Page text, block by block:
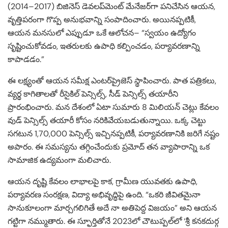
(2014–2017) బిజినెస్ డెవలప్‌మెంట్ మేనేజర్‌గా పనిచేసిన ఆయన,
వృత్తిపరంగా గొప్ప అనుభవాన్ని సంపాదించారు. అయినప్పటికీ,
ఆయన మనసులో ఎప్పుడూ ఒకే ఆలోచన– “స్వయం ఉద్యోగం
సృష్టించుకోవడం, ఇతరులకు ఉపాధి కల్పించడం, పర్యావరణాన్ని
కాపాడడం.”
ఈ లక్ష్యంతో ఆయన సమీక్ష ఎంటర్‌ప్రైజెస్ స్థాపించారు. పాత పత్రికలు,
వ్యర్థ కాగితాలతో రీసైకిల్ పెన్సిల్స్, సీడ్ పెన్సిల్స్ తయారీని
ప్రారంభించారు. మన దేశంలో ఏటా సుమారు 8 మిలియన్ చెట్లు కేవలం
వుడ్ పెన్సిల్స్ తయారీ కోసం నరికివేయబడుతున్నాయి. ఒక్క చెట్టు
సగటున 1,70,000 పెన్సిల్స్ ఇచ్చినప్పటికీ, పర్యావరణానికి జరిగే నష్టం
అపారం. ఈ సమస్యను తగ్గించేందుకు ప్రమోద్ తన వ్యాపారాన్ని ఒక
సామాజిక ఉద్యమంగా మలిచారు.
ఆయన దృష్టి కేవలం లాభాలపై కాక, గ్రామీణ యువతకు ఉపాధి,
పర్యావరణ సంరక్షణ, విద్యా అభివృద్ధిపై ఉంది. “ఒకరి జీవితమైనా
సానుకూలంగా మార్చగలిగితే అదే నా అతిపెద్ద విజయం” అని ఆయన
గట్టిగా నమ్ముతారు. ఈ స్ఫూర్తితోనే 2023లో చౌటుప్పల్‌లో ‘శ్రీ కనకదుర్గ